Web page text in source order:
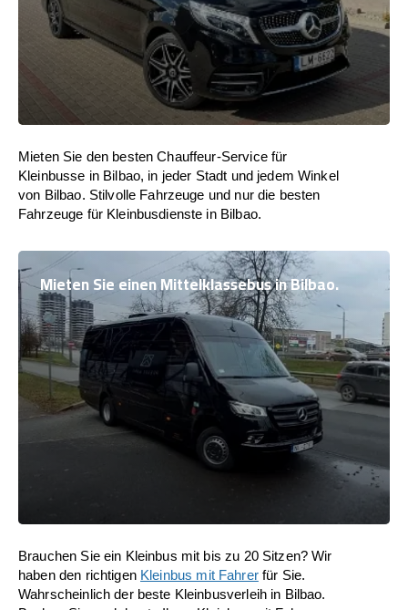
Mieten Sie den besten Chauffeur-Service für
Kleinbusse in Bilbao, in jeder Stadt und jedem Winkel
von Bilbao. Stilvolle Fahrzeuge und nur die besten
Fahrzeuge für Kleinbusdienste in Bilbao.
Mieten Sie einen Mittelklassebus in Bilbao.
Brauchen Sie ein Kleinbus mit bis zu 20 Sitzen? Wir
haben den richtigen Kleinbus mit Fahrerfür Sie.
Wahrscheinlich der beste Kleinbusverleih in Bilbao.